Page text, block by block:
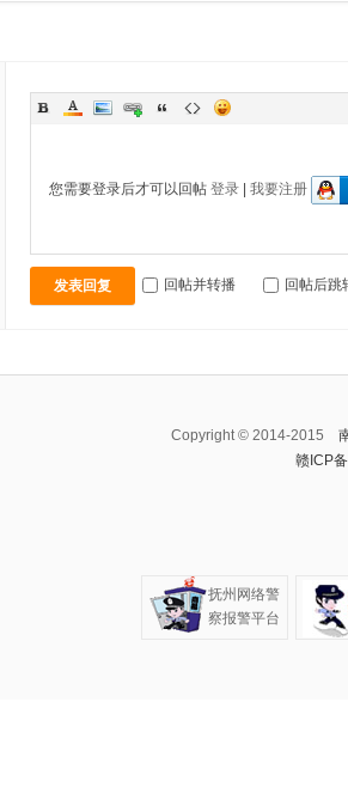
您需要登录后才可以回帖 登录| 我要注册
发表回复 回帖并转播 回帖后跳
Copyright © 2014-2015
赣ICP
抚州网络警
察报警平台